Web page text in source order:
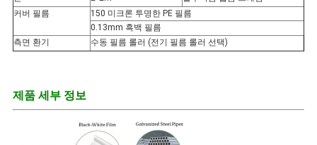
커버 필름
150 미크론 투명한 PE 필름
0.13mm 흑백 필름
측면 환기
수동 필름 롤러 (전기 필름 롤러 선택)
제품 세부 정보